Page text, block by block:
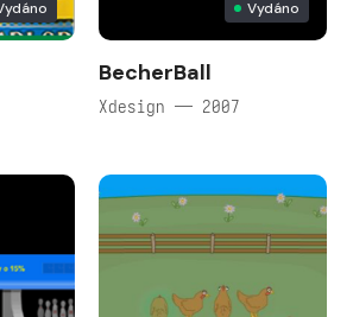
Vydáno
BecherBall
Xdesign — 2007